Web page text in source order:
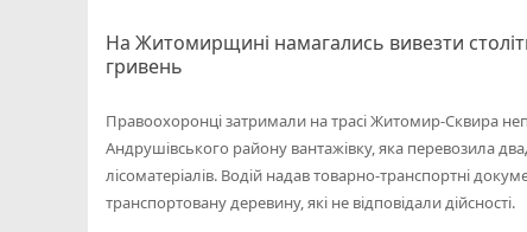
На Житомирщині намагались вивезти
гривень
Правоохоронці затримали на трасі Житомир-Сквира
Андрушівського району вантажівку, яка перевозила
лісоматеріалів. Водій надав товарно-транспортні
транспортовану деревину, які не відповідали дійсності.